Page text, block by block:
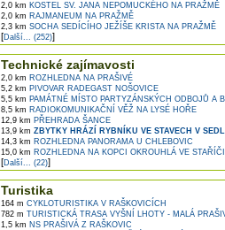
2,0 km KOSTEL SV. JANA NEPOMUCKÉHO NA PRAŽMĚ
2,0 km RAJMANEUM NA PRAŽMĚ
2,3 km SOCHA SEDÍCÍHO JEŽÍŠE KRISTA NA PRAŽMĚ
[Další... (252)]
Technické zajímavosti
2,0 km ROZHLEDNA NA PRAŠIVÉ
5,2 km PIVOVAR RADEGAST NOŠOVICE
5,5 km PAMÁTNÉ MÍSTO PARTYZÁNSKÝCH ODBOJŮ A
8,5 km RADIOKOMUNIKAČNÍ VĚŽ NA LYSÉ HOŘE
12,9 km PŘEHRADA ŠANCE
13,9 km ZBYTKY HRÁZÍ RYBNÍKU VE STAVECH V
14,3 km ROZHLEDNA PANORAMA U CHLEBOVIC
15,0 km ROZHLEDNA NA KOPCI OKROUHLÁ VE STAŘÍČI
[Další... (22)]
Turistika
164 m CYKLOTURISTIKA V RAŠKOVICÍCH
782 m TURISTICKÁ TRASA VYŠNÍ LHOTY - MALÁ
1,5 km NS PRAŠIVÁ Z RAŠKOVIC